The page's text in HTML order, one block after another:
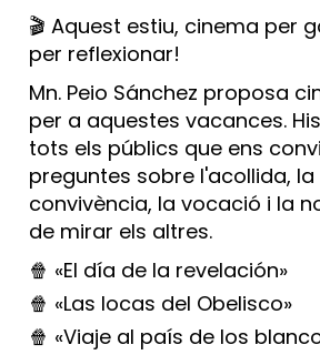
🎬 Aquest estiu, cinema per
per reflexionar!
Mn. Peio Sánchez proposa
per a aquestes vacances.
tots els públics que ens
preguntes sobre l'acollida,
convivència, la vocació i la
de mirar els altres.
🍿 «El día de la revelación»
🍿 «Las locas del Obelisco»
🍿 «Viaje al país de los